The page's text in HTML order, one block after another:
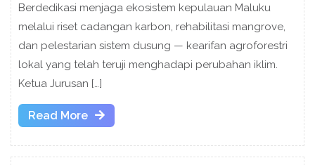
Berdedikasi menjaga ekosistem kepulauan Maluku
melalui riset cadangan karbon, rehabilitasi mangrove,
dan pelestarian sistem dusung — kearifan agroforestri
lokal yang telah teruji menghadapi perubahan iklim.
Ketua Jurusan […]
Read More
Read
More